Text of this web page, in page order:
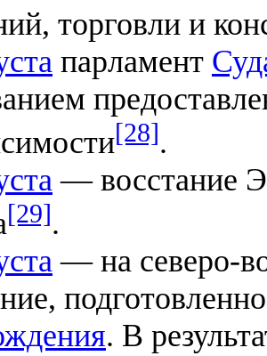
торговли и
парламент
[28].
— восстание
[29].
— на северо-
. В